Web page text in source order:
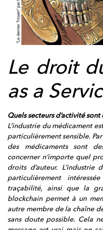
Le droit
as a
Quels secteurs d’activité sont
L’industrie du médicament
particulièrement sensible.
des médicaments sont
concerner n’importe quel
droits d’auteur. L’industrie
particulièrement
traçabilité, ainsi que la
blockchain permet à un
autre membre de la chaîne
sans doute possible. Cela